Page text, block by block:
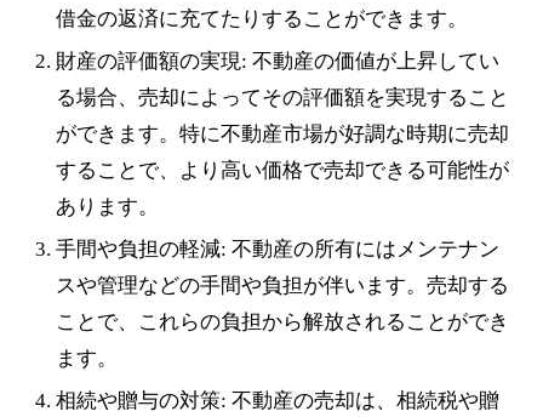
借金の返済に充てたりすることができます。
財産の評価額の実現: 不動産の価値が上昇してい
る場合、売却によってその評価額を実現すること
ができます。特に不動産市場が好調な時期に売却
することで、より高い価格で売却できる可能性が
あります。
手間や負担の軽減: 不動産の所有にはメンテナン
スや管理などの手間や負担が伴います。売却する
ことで、これらの負担から解放されることができ
ます。
相続や贈与の対策: 不動産の売却は、相続税や贈